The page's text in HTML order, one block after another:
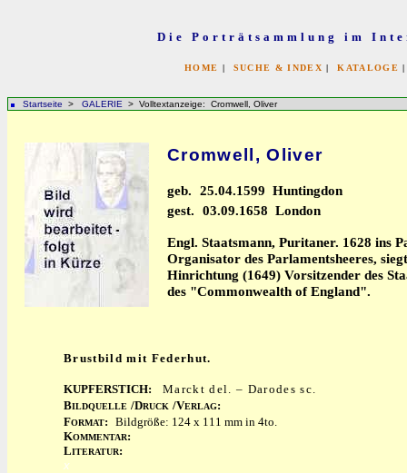
Die Porträtsammlung im
HOME | SUCHE & INDEX |KATALOGE
Startseite > GALERIE > Volltextanzeige: Cromwell, Oliver
Cromwell, Oliver
geb. 25.04.1599 Huntingdon
gest. 03.09.1658 London
Engl. Staatsmann, Puritaner. 1628 ins
Organisator des Parlamentsheeres,
Hinrichtung (1649) Vorsitzender des
des "Commonwealth of England".
Brustbild mit Federhut.
KUPFERSTICH:
Marckt del. – Darodes sc.
BILDQUELLE /DRUCK /VERLAG:
FORMAT: Bildgröße: 124 x 111 mm in 4to.
KOMMENTAR:
LITERATUR:
x